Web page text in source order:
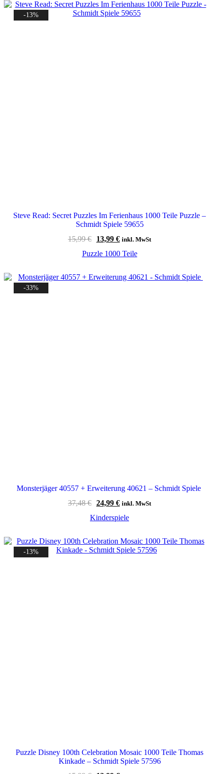
-13%
Steve Read: Secret Puzzles Im Ferienhaus 1000 Teile Puzzle –
Schmidt Spiele 59655
15,99€
Ursprünglicher
war:
13,99 €Aktueller
ist:
inkl. MwSt
Puzzle 1000 Teile
-33%
Monsterjäger 40557 + Erweiterung 40621 – Schmidt Spiele
37,48€ Ursprünglicher
war:
24,99 €Aktueller
ist:
inkl. MwSt
Kinderspiele
-13%
Puzzle Disney 100th Celebration Mosaic 1000 Teile Thomas
Kinkade – Schmidt Spiele 57596